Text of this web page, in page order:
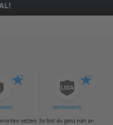
Wettbewerb
setzen. So bist du ganz nah an